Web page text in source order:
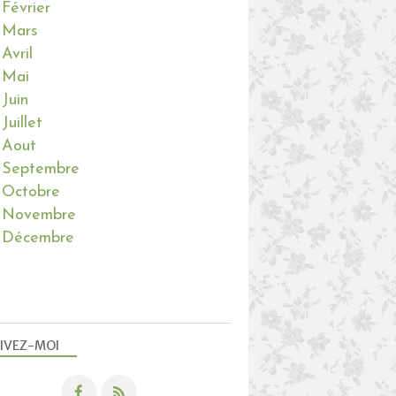
MOI
Février
Mars
Avril
Mai
Juin
Juillet
Aout
Septembre
Octobre
Novembre
Décembre